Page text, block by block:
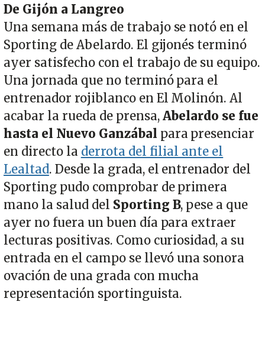
De Gijón a Langreo
Una semana más de trabajo se notó en el
Sporting de Abelardo. El gijonés terminó
ayer satisfecho con el trabajo de su equipo.
Una jornada que no terminó para el
entrenador rojiblanco en El Molinón. Al
acabar la rueda de prensa,Abelardo se fue
hasta el Nuevo Ganzábal para presenciar
en directo la derrota del filial ante el
Lealtad. Desde la grada, el entrenador del
Sporting pudo comprobar de primera
mano la salud del Sporting B, pese a que
ayer no fuera un buen día para extraer
lecturas positivas. Como curiosidad, a su
entrada en el campo se llevó una sonora
ovación de una grada con mucha
representación sportinguista.